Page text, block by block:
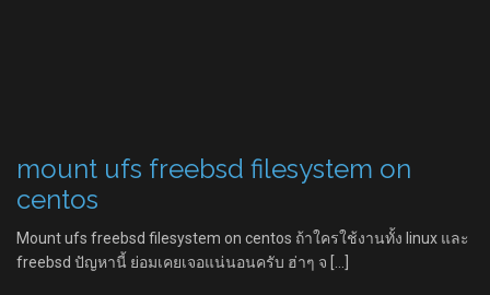
mount ufs freebsd filesystem on
centos
Mount ufs freebsd filesystem on centos ถ้าใครใช้งานทั้ง linux และ
freebsd ปัญหานี้ ย่อมเคยเจอแน่นอนครับ ฮ่าๆ จ […]